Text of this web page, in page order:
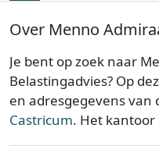
Over Menno
Je bent op zoek naar
Belastingadvies? Op
en adresgegevens van
Castricum. Het kantoor